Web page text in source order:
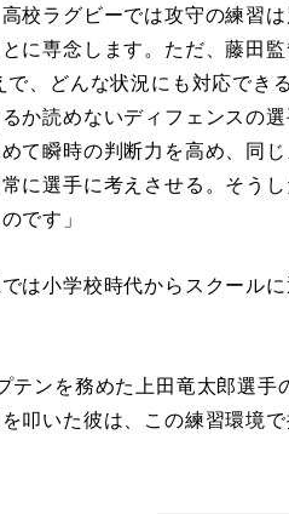
校ラグビーでは攻守の練習
に専念します。ただ、藤田
、どんな状況にも対応でき
か読めないディフェンスの
て瞬時の判断力を高め、同
に選手に考えさせる。そう
です」
は小学校時代からスクールに
ンを務めた上田竜太郎選手
叩いた彼は、この練習環境